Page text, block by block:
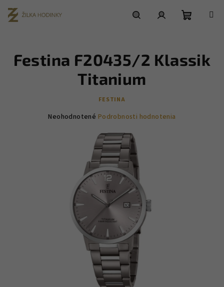
obsah
košík
Festina F20435/2 Klassik
Titanium
FESTINA
Priemerné
hviezdičiek.
Neohodnotené Podrobnosti hodnotenia